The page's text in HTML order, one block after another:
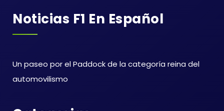
Noticias F1 En Español
Un paseo por el Paddock de la categoría reina del
automovilismo